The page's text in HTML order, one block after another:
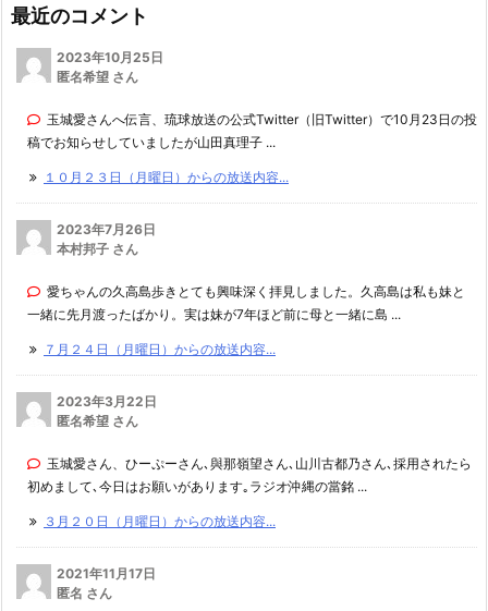
最近のコメント
2023年10月25日
匿名希望 さん
玉城愛さんへ伝言、琉球放送の公式Twitter（旧Twitter）で10月23日の投
稿でお知らせしていましたが山田真理子 ...
１０月２３日（月曜日）からの放送内容...
2023年7月26日
本村邦子 さん
愛ちゃんの久高島歩きとても興味深く拝見しました。久高島は私も妹と
一緒に先月渡ったばかり。実は妹が7年ほど前に母と一緒に島 ...
７月２４日（月曜日）からの放送内容...
2023年3月22日
匿名希望 さん
玉城愛さん、ひーぷーさん､與那嶺望さん､山川古都乃さん､採用されたら
初めまして､今日はお願いがあります｡ラジオ沖縄の當銘 ...
３月２０日（月曜日）からの放送内容...
2021年11月17日
匿名 さん